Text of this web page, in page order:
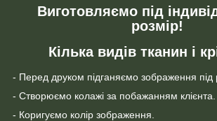
Виготовляємо під
розмір!
Кілька видів тканин і
- Перед друком підганяємо зображення під
- Створюємо колажі за побажанням клієнта.
- Коригуємо колір зображення.